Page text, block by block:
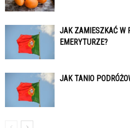
JAK ZAMIESZKAĆ W
EMERYTURZE?
JAK TANIO